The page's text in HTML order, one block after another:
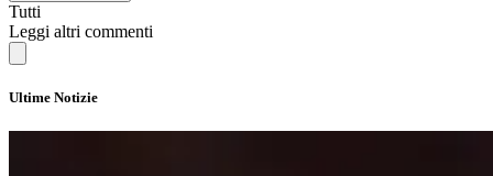
Tutti
Leggi altri commenti
Ultime Notizie